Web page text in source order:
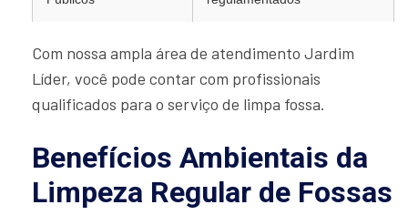
Com nossa ampla área de atendimento Jardim
Líder, você pode contar com profissionais
qualificados para o serviço de limpa fossa.
Benefícios Ambientais da
Limpeza Regular de Fossas